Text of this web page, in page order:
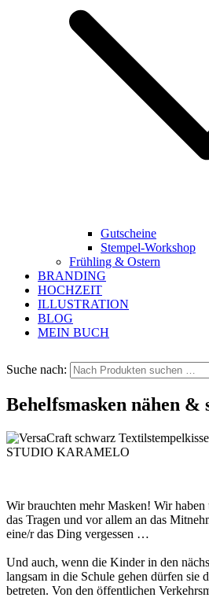
Gutscheine
Stempel-Workshop
Frühling & Ostern
BRANDING
HOCHZEIT
ILLUSTRATION
BLOG
MEIN BUCH
Suche nach:
Behelfsmasken nähen &
Wir brauchten mehr Masken! Wir
das Tragen und vor allem an das
eine/r das Ding vergessen …
Und auch, wenn die Kinder in den
langsam in die Schule gehen dürfen sie
betreten. Von den öffentlichen